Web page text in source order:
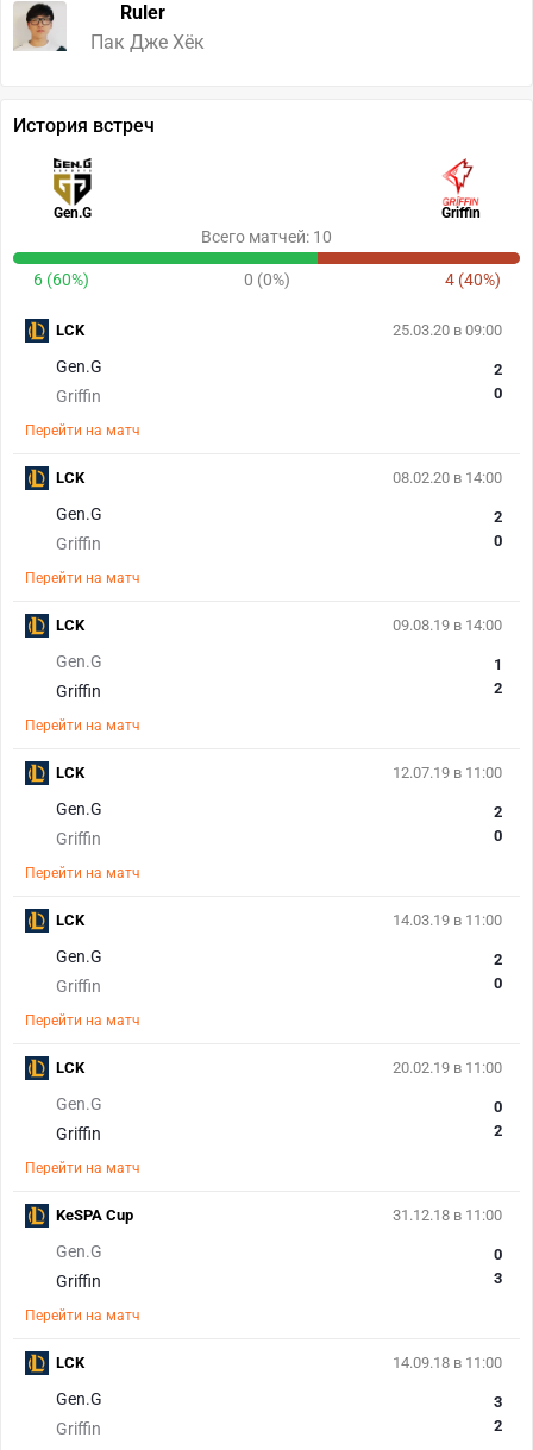
Ruler
Пак Дже Хёк
История встреч
Gen.G Griffin
Всего матчей: 10
6 (60%) 0 (0%) 4 (40%)
25.03.20 в 09:00
Gen.G
Griffin
2
0
Перейти на матч
LCK
08.02.20 в 14:00
Gen.G
Griffin
2
0
Перейти на матч
LCK
09.08.19 в 14:00
Gen.G
Griffin
1
2
Перейти на матч
LCK
12.07.19 в 11:00
Gen.G
Griffin
2
0
Перейти на матч
LCK
14.03.19 в 11:00
Gen.G
Griffin
2
0
Перейти на матч
LCK
20.02.19 в 11:00
Gen.G
Griffin
0
2
Перейти на матч
LCK
31.12.18 в 11:00
Gen.G
Griffin
0
3
Перейти на матч
KeSPA Cup
14.09.18 в 11:00
Gen.G
Griffin
3
2
LCK